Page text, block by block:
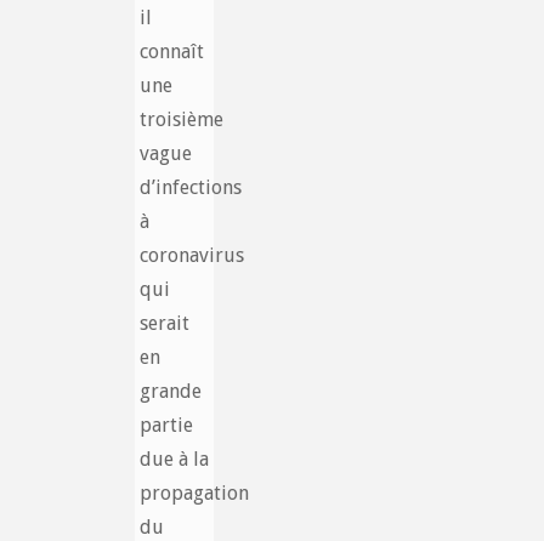
il
connaît
une
troisième
vague
d’infections
à
coronavirus
qui
serait
en
grande
partie
due à la
propagation
du